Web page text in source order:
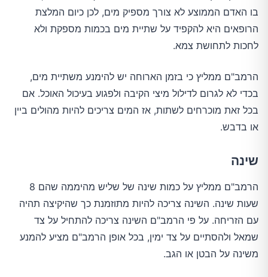
בו האדם הממוצע לא צורך מספיק מים, לכן כיום המלצת
הרופאים היא להקפיד על שתיית מים בכמות מספקת ולא
לחכות לתחושת צמא.
הרמב"ם ממליץ כי בזמן הארוחה יש להימנע משתיית מים,
בכדי לא לגרום לדילול מיצי הקיבה ולפגוע בעיכול האוכל. אם
בכל זאת מוכרחים לשתות, אז המים צריכים להיות מהולים ביין
או בדבש.
שינה
הרמב"ם ממליץ על כמות שינה של שליש מהיממה שהם 8
שעות שינה. השינה צריכה להיות מתוזמנת כך שהיקיצה תהיה
עם הזריחה. על פי הרמב"ם השינה צריכה להתחיל על צד
שמאל ולהסתיים על צד ימין, בכל אופן הרמב"ם מציע להמנע
משינה על הבטן או הגב.